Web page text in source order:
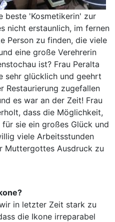
beste 'Kosmetikerin' zur
nicht erstaunlich, im fernen
Person zu finden, die viele
eine große Verehrerin
ist? Frau Peralta
sehr glücklich und geehrt
Restaurierung zugefallen
es war an der Zeit! Frau
dass die Möglichkeit,
sie ein großes Glück und
viele Arbeitsstunden
Muttergottes Ausdruck zu
in letzter Zeit stark zu
die Ikone irreparabel